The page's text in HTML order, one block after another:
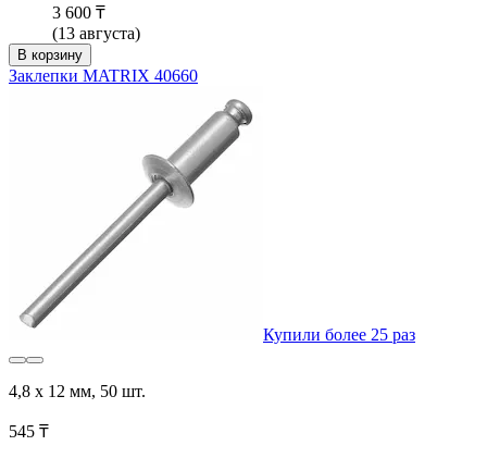
3 600 ₸
(13 августа)
В корзину
Заклепки MATRIX 40660
Купили более 25 раз
4,8 х 12 мм, 50 шт.
545 ₸